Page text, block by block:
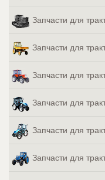
Запчасти для
Запчасти для
Запчасти для
Запчасти для
Запчасти для
Запчасти для